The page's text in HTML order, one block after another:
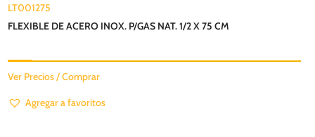
LT001275
FLEXIBLE DE ACERO INOX. P/GAS NAT. 1/2 X 75 CM
Ver Precios / Comprar
Agregar a favoritos